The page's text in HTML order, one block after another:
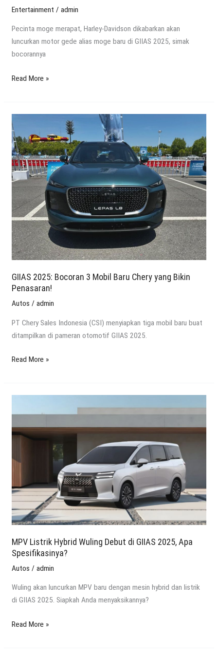
Entertainment / admin
Pecinta moge merapat, Harley-Davidson dikabarkan akan
luncurkan motor gede alias moge baru di GIIAS 2025, simak
bocorannya
Read More »
GIIAS 2025: Bocoran 3 Mobil Baru Chery yang Bikin
Penasaran!
Autos / admin
PT Chery Sales Indonesia (CSI) menyiapkan tiga mobil baru buat
ditampilkan di pameran otomotif GIIAS 2025.
GIIAS
2025:
Bocoran
3
Mobil
Baru
Chery
yang
Bikin
Penasaran!
Read More »
MPV Listrik Hybrid Wuling Debut di GIIAS 2025, Apa
Spesifikasinya?
Autos / admin
Wuling akan luncurkan MPV baru dengan mesin hybrid dan listrik
di GIIAS 2025. Siapkah Anda menyaksikannya?
Listrik
Hybrid
Wuling
di
2025,
Apa
Spesifikasinya?
Read More »